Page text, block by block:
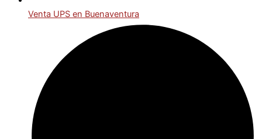
Venta UPS en Buenaventura